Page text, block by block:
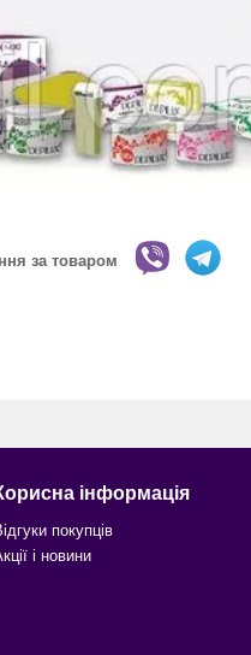
за товаром
інформація
покупців
і новини